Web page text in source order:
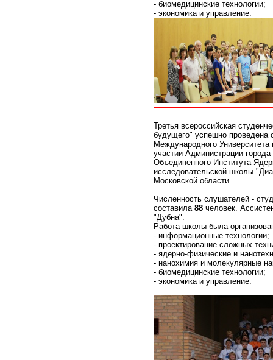
- биомедицинские технологии;
- экономика и управление.
Третья всероссийская
будущего" успешно проведена
Международного
участии Администрации
Объединенного Института
исследовательской школы
Московской области.
Численность слушателей -
составила 88 человек.
"Дубна".
Работа школы была
- информационные технологии;
- проектирование сложных
- ядерно-физические и
- нанохимия и молекулярные
- биомедицинские технологии;
- экономика и управление.